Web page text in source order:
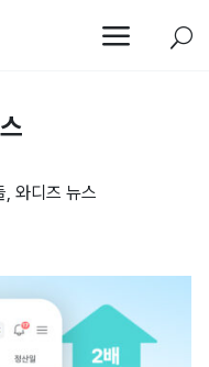
a U
, 와디즈 뉴스